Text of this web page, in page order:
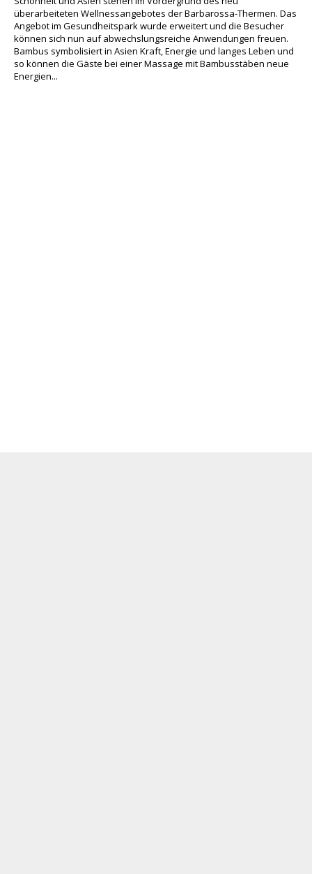
überarbeiteten Wellnessangebotes der Barbarossa-Thermen. Das
Angebot im Gesundheitspark wurde erweitert und die Besucher
können sich nun auf abwechslungsreiche Anwendungen freuen.
Bambus symbolisiert in Asien Kraft, Energie und langes Leben und
so können die Gäste bei einer Massage mit Bambusstäben neue
Energien...